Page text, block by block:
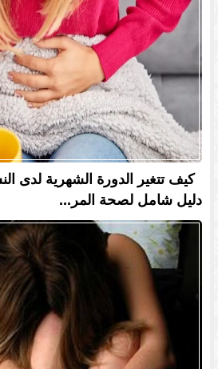
كيف تتغير الدورة الشهرية لدى
دليل شامل لصحة المر...